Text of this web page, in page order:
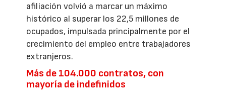
afiliación volvió a marcar un máximo
histórico al superar los 22,5 millones de
ocupados, impulsada principalmente por el
crecimiento del empleo entre trabajadores
extranjeros.
Más de 104.000 contratos, con
mayoría de indefinidos